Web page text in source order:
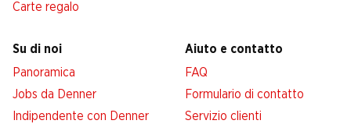
Carte regalo
Su di noi
Panoramica
Jobs da Denner
Indipendente con Denner
Aiuto e contatto
FAQ
Formulario di contatto
Servizio clienti